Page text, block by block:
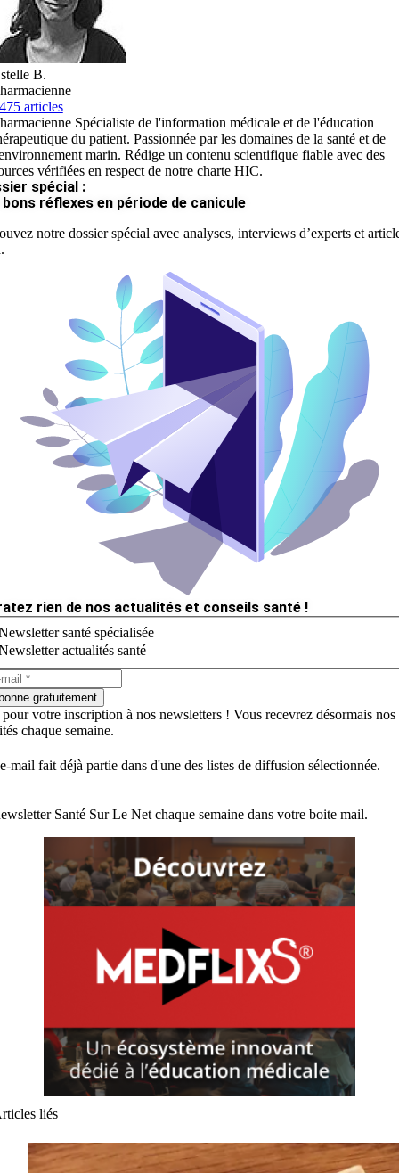
B.
articles
Spécialiste de l'information médicale et de l'éducation
du patient. Passionnée par les domaines de la santé et de
marin. Rédige un contenu scientifique fiable avec des
vérifiées en respect de notre charte HIC.
spécial :
bons réflexes en période de canicule
notre dossier spécial avec analyses, interviews d’experts et
rien de nos actualités et conseils santé !
santé spécialisée
actualités santé
gratuitement
votre inscription à nos newsletters ! Vous recevrez désormais nos
chaque semaine.
mail fait déjà partie dans d'une des listes de diffusion sélectionnée.
Santé Sur Le Net chaque semaine dans votre boite mail.
liés